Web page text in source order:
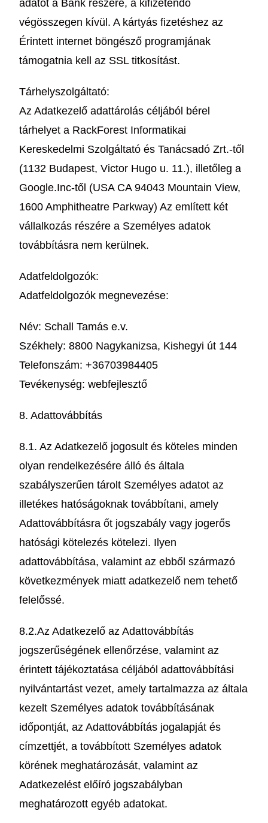
adatot a Bank részére, a kifizetendő
végösszegen kívül. A kártyás fizetéshez az
Érintett internet böngésző programjának
támogatnia kell az SSL titkosítást.
Tárhelyszolgáltató:
Az Adatkezelő adattárolás céljából bérel
tárhelyet a RackForest Informatikai
Kereskedelmi Szolgáltató és Tanácsadó Zrt.-től
(1132 Budapest, Victor Hugo u. 11.), illetőleg a
Google.Inc-től (USA CA 94043 Mountain View,
1600 Amphitheatre Parkway) Az említett két
vállalkozás részére a Személyes adatok
továbbításra nem kerülnek.
Adatfeldolgozók:
Adatfeldolgozók megnevezése:
Név: Schall Tamás e.v.
Székhely: 8800 Nagykanizsa, Kishegyi út 144
Telefonszám: +36703984405
Tevékenység: webfejlesztő
8. Adattovábbítás
8.1. Az Adatkezelő jogosult és köteles minden
olyan rendelkezésére álló és általa
szabályszerűen tárolt Személyes adatot az
illetékes hatóságoknak továbbítani, amely
Adattovábbításra őt jogszabály vagy jogerős
hatósági kötelezés kötelezi. Ilyen
adattovábbítása, valamint az ebből származó
következmények miatt adatkezelő nem tehető
felelőssé.
8.2.Az Adatkezelő az Adattovábbítás
jogszerűségének ellenőrzése, valamint az
érintett tájékoztatása céljából adattovábbítási
nyilvántartást vezet, amely tartalmazza az általa
kezelt Személyes adatok továbbításának
időpontját, az Adattovábbítás jogalapját és
címzettjét, a továbbított Személyes adatok
körének meghatározását, valamint az
Adatkezelést előíró jogszabályban
meghatározott egyéb adatokat.